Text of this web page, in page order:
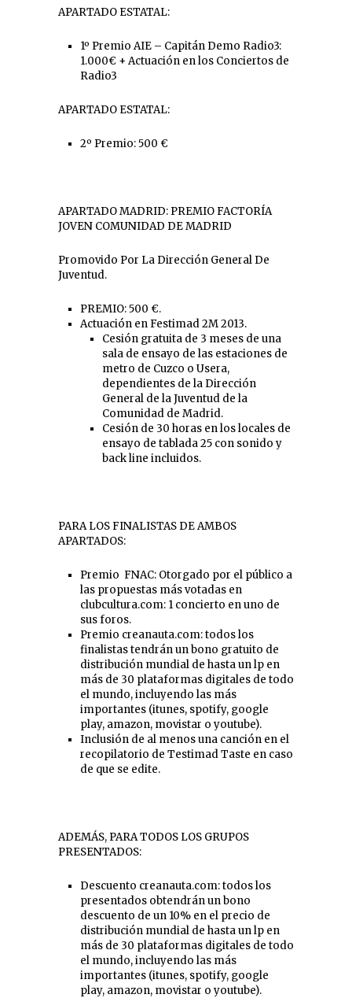
APARTADO ESTATAL:
1º Premio AIE – Capitán Demo Radio3:
1.000€ + Actuación en los Conciertos de
Radio3
APARTADO ESTATAL:
2º Premio: 500 €
APARTADO MADRID: PREMIO FACTORÍA
JOVEN COMUNIDAD DE MADRID
Promovido Por La Dirección General De
Juventud.
PREMIO: 500 €.
Actuación en Festimad 2M 2013.
Cesión gratuita de 3 meses de una
sala de ensayo de las estaciones de
metro de Cuzco o Usera,
dependientes de la Dirección
General de la Juventud de la
Comunidad de Madrid.
Cesión de 30 horas en los locales de
ensayo de tablada 25 con sonido y
back line incluidos.
PARA LOS FINALISTAS DE AMBOS
APARTADOS:
Premio FNAC: Otorgado por el público a
las propuestas más votadas en
clubcultura.com: 1 concierto en uno de
sus foros.
Premio creanauta.com: todos los
finalistas tendrán un bono gratuito de
distribución mundial de hasta un lp en
más de 30 plataformas digitales de todo
el mundo, incluyendo las más
importantes (itunes, spotify, google
play, amazon, movistar o youtube).
Inclusión de al menos una canción en el
recopilatorio de Testimad Taste en caso
de que se edite.
ADEMÁS, PARA TODOS LOS GRUPOS
PRESENTADOS:
Descuento creanauta.com: todos los
presentados obtendrán un bono
descuento de un 10% en el precio de
distribución mundial de hasta un lp en
más de 30 plataformas digitales de todo
el mundo, incluyendo las más
importantes (itunes, spotify, google
play, amazon, movistar o youtube).